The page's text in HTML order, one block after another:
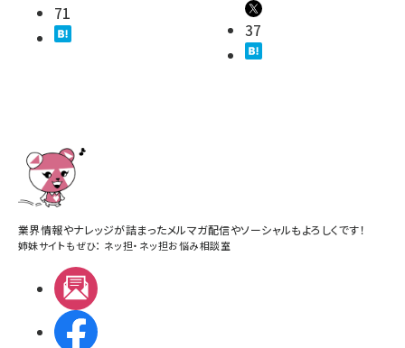
71
37
業界情報やナレッジが詰まったメルマガ配信やソーシャルもよろしくです！
姉妹サイトもぜひ： ネッ担・ ネッ担お悩み相談室